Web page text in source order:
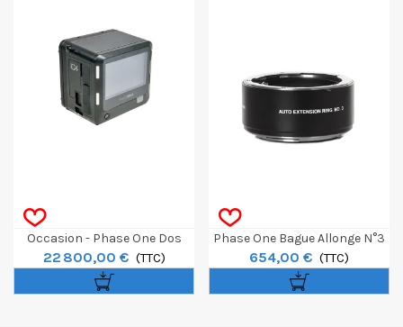
Occasion - Phase One Dos
Numérique IQ4 150MP
22 800,00 € (TTC)
Phase One Bague Allonge N°3
654,00 € (TTC)